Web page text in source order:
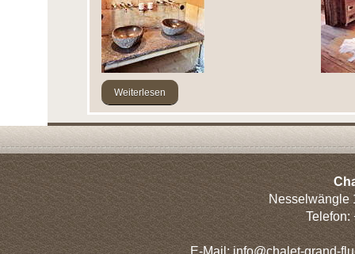
Weiterlesen
Nesselwängle
Telefon:
E-Mail: info@chalet-grand-